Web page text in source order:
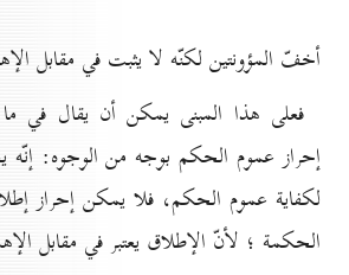
أخفّ المؤونتين لكنّه لا يثبت في مقابل
فعلى هذا المبنى يمكن أن يقال في
إحراز عموم الحكم بوجه من الوجوه: إنّه
لكفاية عموم الحكم، فلا يمكن إحراز
الحكمة ؛ لأنّ الإطلاق يعتبر في مقابل